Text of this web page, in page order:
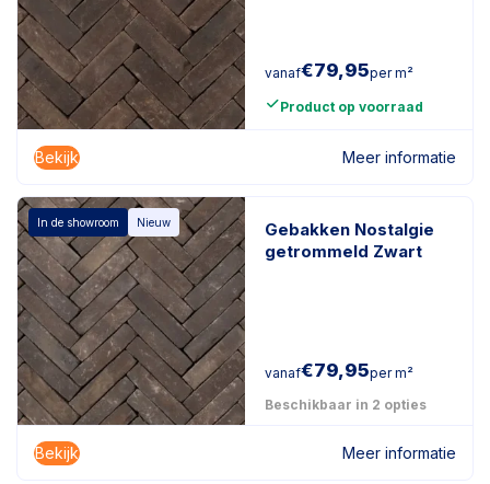
vanaf€79,95per m²
Product op voorraad
Bekijk Meer informatie
In de showroom Nieuw
Gebakken Nostalgie
getrommeld Zwart
vanaf€79,95per m²
Beschikbaar in 2 opties
Bekijk Meer informatie